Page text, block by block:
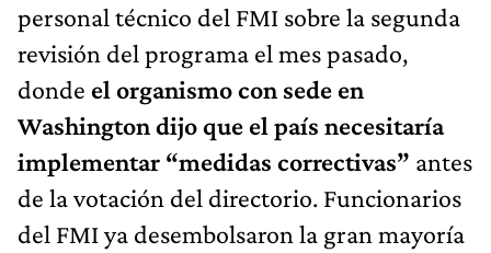
personal técnico del FMI sobre la segunda
revisión del programa el mes pasado,
donde el organismo con sede en
Washington dijo que el país necesitaría
implementar “medidas correctivas” antes
de la votación del directorio. Funcionarios
del FMI ya desembolsaron la gran mayoría